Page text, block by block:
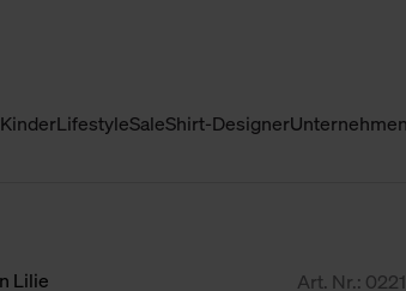
KinderLifestyleSaleShirt-DesignerUnternehmen
Art. Nr.: